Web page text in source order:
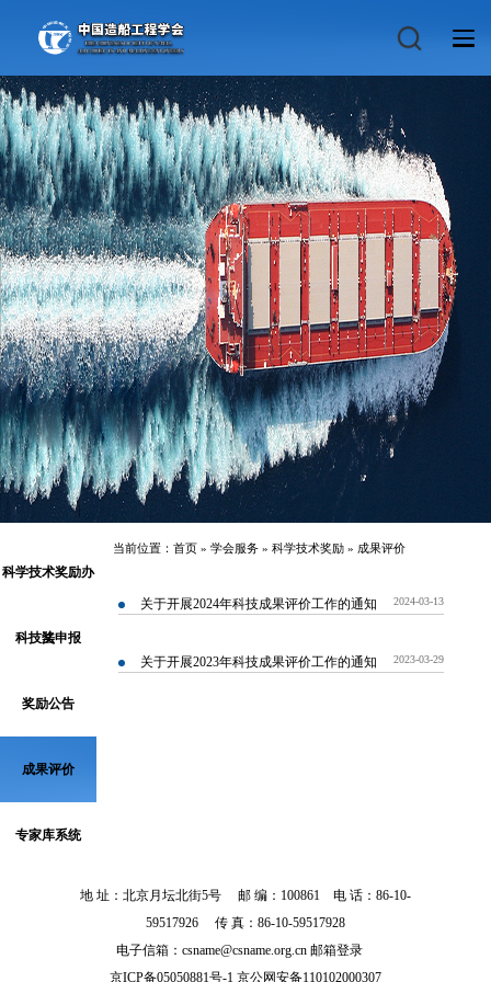
科学技术奖励办
法
科技奖申报
奖励公告
成果评价
专家库系统
当前位置： 首页 » 学会服务 » 科学技术奖励 » 成果评价
关于开展2024年科技成果评价工作的通知 2024-03-13
关于开展2023年科技成果评价工作的通知 2023-03-29
地 址：北京月坛北街5号 邮 编：100861 电 话：86-10-
59517926 传 真：86-10-59517928
电子信箱：csname@csname.org.cn 邮箱登录
京ICP备05050881号-1 京公网安备110102000307